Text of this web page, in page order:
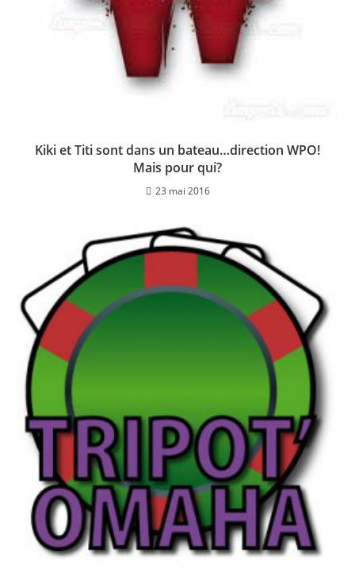
Kiki et Titi sont dans un bateau…direction WPO!
Mais pour qui?
23 mai 2016